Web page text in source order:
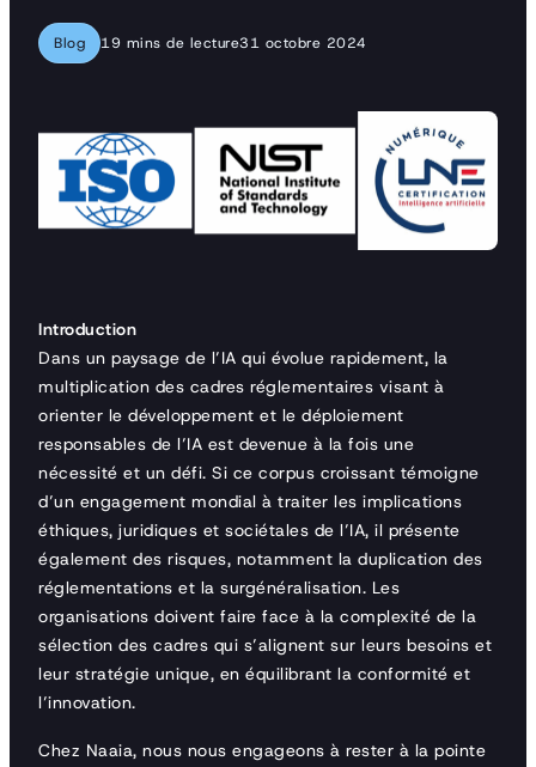
Blog 19 mins de lecture31 octobre 2024
Introduction
Dans un paysage de l’IA qui évolue rapidement, la
multiplication des cadres réglementaires visant à
orienter le développement et le déploiement
responsables de l’IA est devenue à la fois une
nécessité et un défi. Si ce corpus croissant témoigne
d’un engagement mondial à traiter les implications
éthiques, juridiques et sociétales de l’IA, il présente
également des risques, notamment la duplication des
réglementations et la surgénéralisation. Les
organisations doivent faire face à la complexité de la
sélection des cadres qui s’alignent sur leurs besoins et
leur stratégie unique, en équilibrant la conformité et
l’innovation.
Chez Naaia, nous nous engageons à rester à la pointe